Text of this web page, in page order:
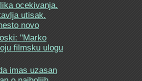
ocekivanja.
utisak.
novo
"Marko
filmsku ulogu
imas uzasan